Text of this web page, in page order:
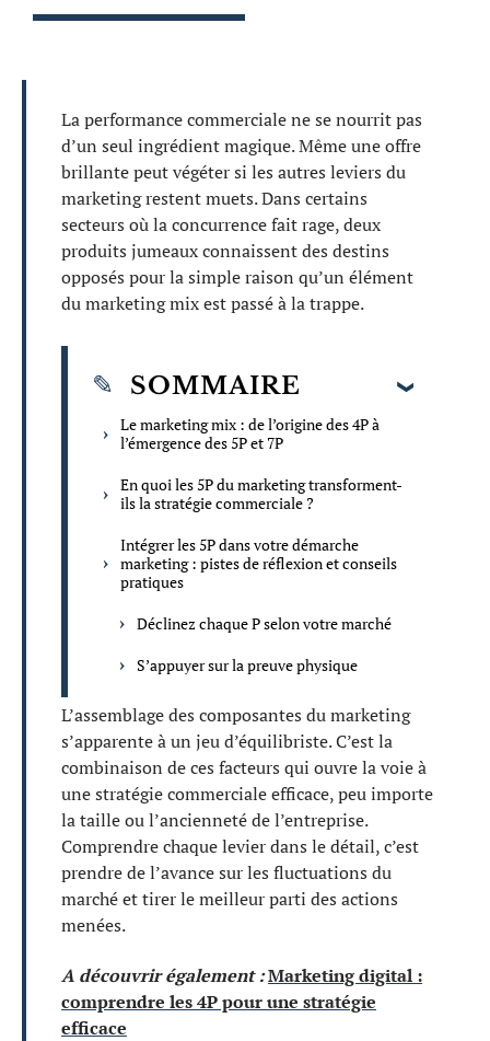
La performance commerciale ne se nourrit pas
d’un seul ingrédient magique. Même une offre
brillante peut végéter si les autres leviers du
marketing restent muets. Dans certains
secteurs où la concurrence fait rage, deux
produits jumeaux connaissent des destins
opposés pour la simple raison qu’un élément
du marketing mix est passé à la trappe.
SOMMAIRE
Le marketing mix : de l’origine des 4P à
l’émergence des 5P et 7P
En quoi les 5P du marketing transforment-
ils la stratégie commerciale ?
Intégrer les 5P dans votre démarche
marketing : pistes de réflexion et conseils
pratiques
Déclinez chaque P selon votre marché
S’appuyer sur la preuve physique
L’assemblage des composantes du marketing
s’apparente à un jeu d’équilibriste. C’est la
combinaison de ces facteurs qui ouvre la voie à
une stratégie commerciale efficace, peu importe
la taille ou l’ancienneté de l’entreprise.
Comprendre chaque levier dans le détail, c’est
prendre de l’avance sur les fluctuations du
marché et tirer le meilleur parti des actions
menées.
A découvrir également :Marketing digital :
comprendre les 4P pour une stratégie
efficace